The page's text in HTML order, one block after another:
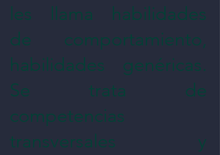
les llama habilidades
de comportamiento,
habilidades genéricas.
Se trata de
competencias
transversales y